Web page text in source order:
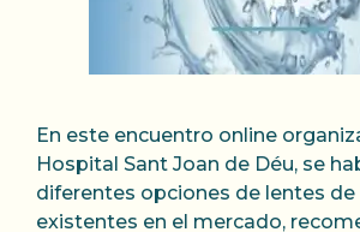
En este encuentro online
Hospital Sant Joan de Déu, se
diferentes opciones de lentes
existentes en el mercado,